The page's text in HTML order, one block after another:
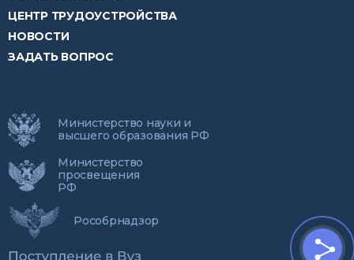
ЦЕНТР ТРУДОУСТРОЙСТВА
НОВОСТИ
ЗАДАТЬ ВОПРОС
Министерство науки и
высшего образования РФ
Министерство
просвещения
РФ
Рособрнадзор